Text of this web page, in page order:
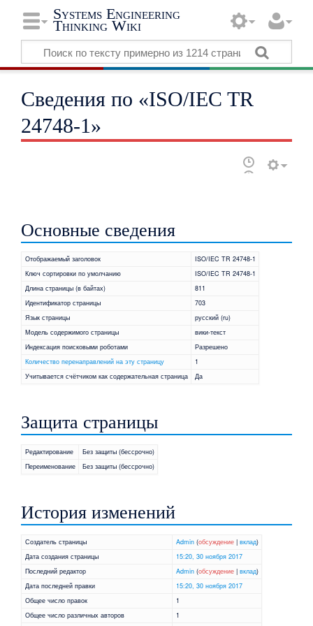
Systems Engineering
Thinking Wiki
Сведения по «ISO/IEC TR
24748-1»
Основные сведения
Отображаемый заголовок
ISO/IEC TR 24748-1
Ключ сортировки по умолчанию
ISO/IEC TR 24748-1
Длина страницы (в байтах)
811
Идентификатор страницы
703
Язык страницы
русский (ru)
Модель содержимого страницы
вики-текст
Индексация поисковыми роботами
Разрешено
Количество перенаправлений на эту страницу
1
Учитывается счётчиком как содержательная страница
Да
Защита страницы
Редактирование
Без защиты (бессрочно)
Переименование
Без защиты (бессрочно)
История изменений
Создатель страницы Admin (обсуждение| вклад)
Дата создания страницы
15:20, 30 ноября 2017
Последний редактор
Admin (обсуждение| вклад)
Дата последней правки
15:20, 30 ноября 2017
Общее число правок
1
Общее число различных авторов
1